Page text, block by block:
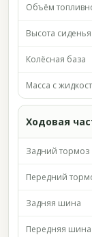
Объём
Высота сиденья
Колёсная база
Масса с
Ходовая
Задний тормоз
Передний
Задняя шина
Передняя шина